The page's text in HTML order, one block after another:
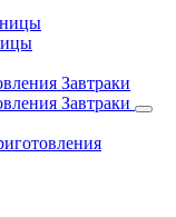
Завтраки
Завтраки